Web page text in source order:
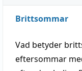
Brittsommar
Vad betyder
eftersommar